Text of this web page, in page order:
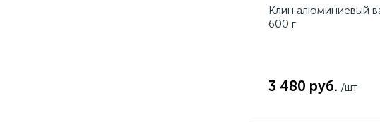
Клин алюминиевый
600 г
3 480 руб. /шт